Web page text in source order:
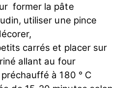
former la pâte
utiliser une pince
carrés et placer sur
allant au four
à 180 ° C